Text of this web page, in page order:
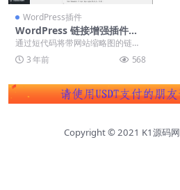
WordPress插件
WordPress 链接增强插件：O
pen Link 汉化开心版【word
press插件】
通过短代码将带网站缩略图的链接
输出到一个页面，可以统计点击
数，不修改数据库也不需...
3 年前 568
Copyright © 2021 K1源码网